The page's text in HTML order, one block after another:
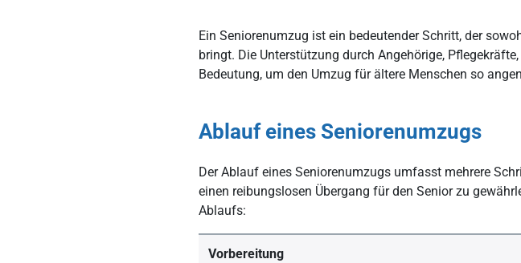
Ein Seniorenumzug ist ein bedeutender Schritt, der
bringt. Die Unterstützung durch Angehörige,
Bedeutung, um den Umzug für ältere Menschen so
Ablauf eines Seniorenumzugs
Der Ablauf eines Seniorenumzugs umfasst mehrere
einen reibungslosen Übergang für den Senior zu
Ablaufs:
Vorbereitung